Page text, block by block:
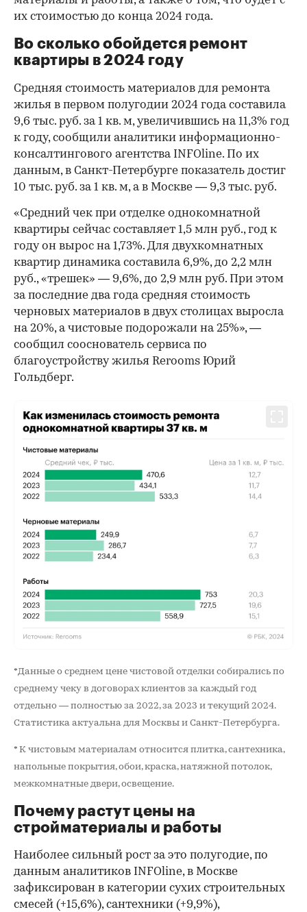
их стоимостью до конца 2024 года.
Во сколько обойдется ремонт
квартиры в 2024 году
Средняя стоимость материалов для ремонта
жилья в первом полугодии 2024 года составила
9,6 тыс. руб. за 1 кв. м, увеличившись на 11,3% год
к году, сообщили аналитики информационно-
консалтингового агентства INFOline. По их
данным, в Санкт-Петербурге показатель достиг
10 тыс. руб. за 1 кв. м, а в Москве — 9,3 тыс. руб.
«Средний чек при отделке однокомнатной
квартиры сейчас составляет 1,5 млн руб., год к
году он вырос на 1,73%. Для двухкомнатных
квартир динамика составила 6,9%, до 2,2 млн
руб., «трешек» — 9,6%, до 2,9 млн руб. При этом
за последние два года средняя стоимость
черновых материалов в двух столицах выросла
на 20%, а чистовые подорожали на 25%», —
сообщил сооснователь сервиса по
благоустройству жилья Rerooms Юрий
Гольдберг.
*Данные о среднем цене чистовой отделки собирались по
среднему чеку в договорах клиентов за каждый год
отдельно — полностью за 2022, за 2023 и текущий 2024.
Статистика актуальна для Москвы и Санкт-Петербурга.
* К чистовым материалам относится плитка, сантехника,
напольные покрытия, обои, краска, натяжной потолок,
межкомнатные двери, освещение.
Почему растут цены на
стройматериалы и работы
Наиболее сильный рост за это полугодие, по
данным аналитиков INFOline, в Москве
зафиксирован в категории сухих строительных
смесей (+15,6%), сантехники (+9,9%),